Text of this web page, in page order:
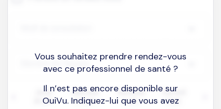
Vous souhaitez prendre rendez-vous
avec ce professionnel de santé ?
Il n’est pas encore disponible sur
OuiVu. Indiquez-lui que vous avez